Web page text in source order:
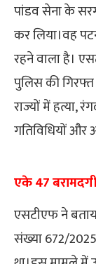
पांडव सेना के
कर लिया।वह
रहने वाला है।
पुलिस की
राज्यों में हत्या,
गतिविधियों और
एके 47
एसटीएफ ने
संख्या 672/